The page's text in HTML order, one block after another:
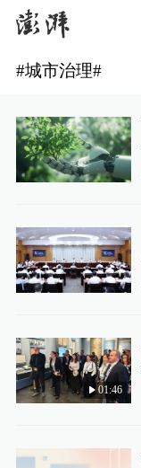
#城市治理#
01:46